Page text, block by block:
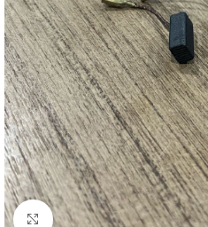
Clique para ampliar